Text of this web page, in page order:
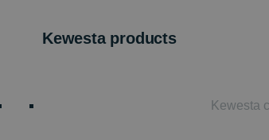
Kewesta products
Kewesta